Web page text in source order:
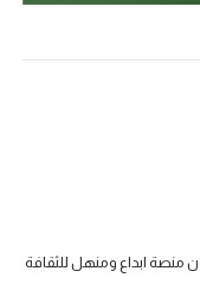
منصة ابداع ومنهل للثقافة